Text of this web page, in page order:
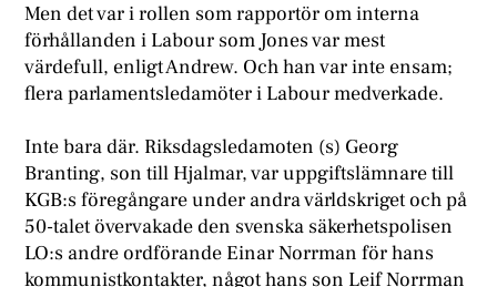
Men det var i rollen som rapportör om interna
förhållanden i Labour som Jones var mest
värdefull, enligt Andrew. Och han var inte ensam;
flera parlamentsledamöter i Labour medverkade.
Inte bara där. Riksdagsledamoten (s) Georg
Branting, son till Hjalmar, var uppgiftslämnare till
KGB:s föregångare under andra världskriget och på
50-talet övervakade den svenska säkerhetspolisen
LO:s andre ordförande Einar Norrman för hans
kommunistkontakter, något hans son Leif Norrman